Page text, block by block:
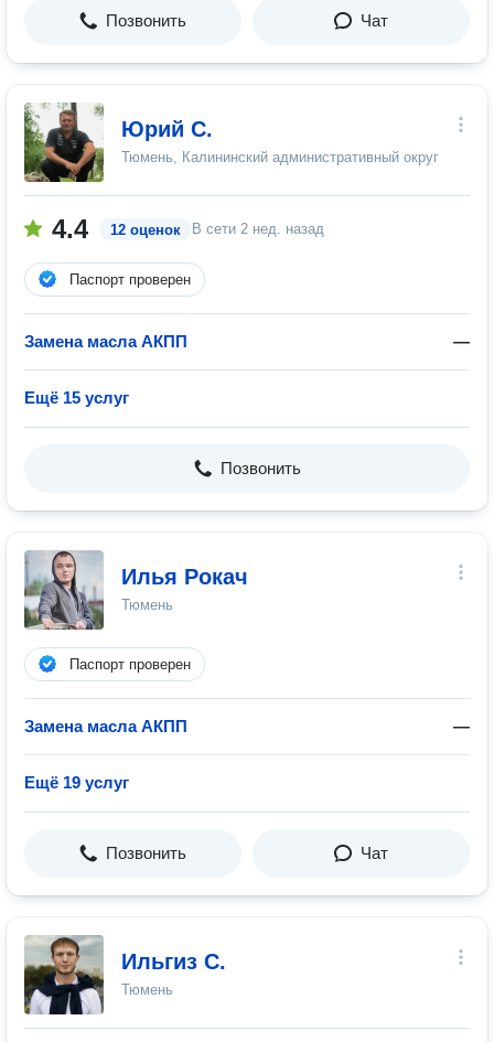
Позвонить Чат
Юрий С.
Тюмень, Калининский административный округ
4.4 12 оценок В сети 2 нед. назад
Паспорт проверен
Замена масла АКПП —
Ещё 15 услуг
Позвонить
Илья Рокач
Тюмень
Паспорт проверен
Замена масла АКПП —
Ещё 19 услуг
Позвонить Чат
Ильгиз С.
Тюмень